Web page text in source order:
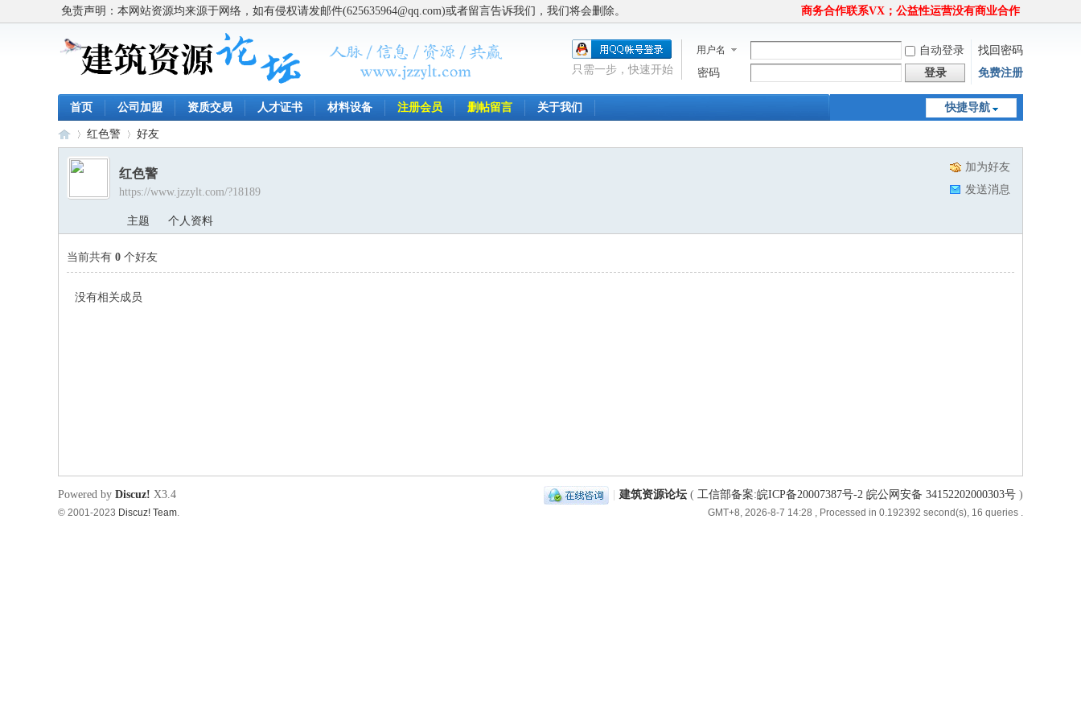
免责声明：本网站资源均来源于网络，如有侵权请发邮件(625635964@qq.com)或者留言告诉我们，我们将会删除。 商务合作联系VX；公益性运营没有商业合作
用户名 自动登录
找回密码
密码
登录 免费注册
只需一步，快速开始
快捷导航
首页 公司加盟 资质交易 人才证书 材料设备 注册会员 删帖留言 关于我们
›
红色警 好友
加为好友
发送消息
红色警
https://www.jzzylt.com/?18189
主题 个人资料
当前共有 0 个好友
没有相关成员
建筑资源论坛 ( 工信部备案:皖ICP备20007387号-2 皖公网安备 34152202000303号 )
GMT+8, 2026-8-7 14:28 , Processed in 0.192392 second(s), 16 queries .
Powered by Discuz! X3.4
© 2001-2023 Discuz! Team